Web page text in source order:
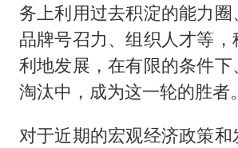
务上利用过去积淀的能力圈
品牌号召力、组织人才等
利地发展，在有限的条件下
淘汰中，成为这一轮的胜者
对于近期的宏观经济政策